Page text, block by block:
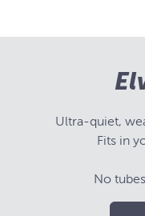
Ultra-quiet,
Fits in
No